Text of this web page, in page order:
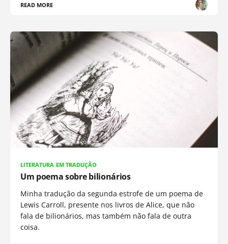
READ MORE
LITERATURA EM TRADUÇÃO
Um poema sobre bilionários
Minha tradução da segunda estrofe de um poema de
Lewis Carroll, presente nos livros de Alice, que não
fala de bilionários, mas também não fala de outra
coisa.